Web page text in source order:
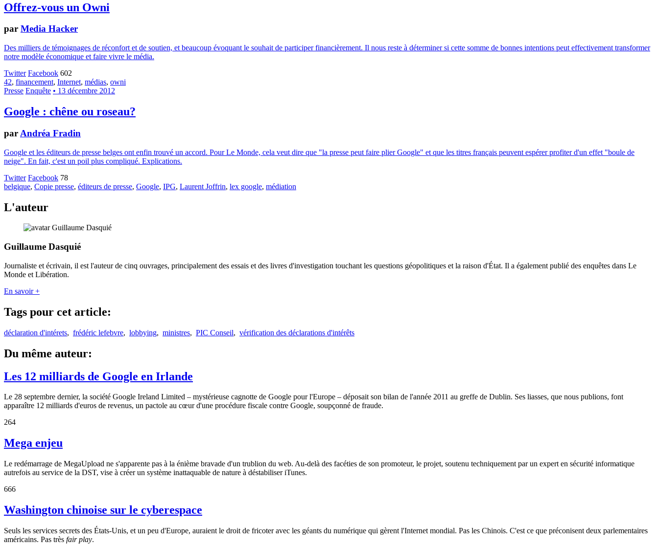
Offrez-vous un Owni
par Media Hacker
Des milliers de témoignages de réconfort et de soutien, et beaucoup évoquant le souhait de participer financièrement. Il nous reste à déterminer si cette somme de bonnes intentions peut effectivement transformer
notre modèle économique et faire vivre le média.
Twitter Facebook 602
42, financement, Internet, médias, owni
Presse Enquête • 13 décembre 2012
Google : chêne ou roseau?
par Andréa Fradin
Google et les éditeurs de presse belges ont enfin trouvé un accord. Pour Le Monde, cela veut dire que "la presse peut faire plier Google" et que les titres français peuvent espérer profiter d'un effet "boule de
neige". En fait, c'est un poil plus compliqué. Explications.
Twitter Facebook 78
belgique, Copie presse, éditeurs de presse, Google, IPG, Laurent Joffrin, lex google, médiation
L'auteur
Guillaume Dasquié
Journaliste et écrivain, il est l'auteur de cinq ouvrages, principalement des essais et des livres d'investigation touchant les questions géopolitiques et la raison d'État. Il a également publié des enquêtes dans Le
Monde et Libération.
En savoir +
Tags pour cet article:
déclaration d'intérets, frédéric lefebvre, lobbying, ministres, PIC Conseil, vérification des déclarations d'intérêts
Du même auteur:
Les 12 milliards de Google en Irlande
Le 28 septembre dernier, la société Google Ireland Limited – mystérieuse cagnotte de Google pour l'Europe – déposait son bilan de l'année 2011 au greffe de Dublin. Ses liasses, que nous publions, font
apparaître 12 milliards d'euros de revenus, un pactole au cœur d'une procédure fiscale contre Google, soupçonné de fraude.
264
Mega enjeu
Le redémarrage de MegaUpload ne s'apparente pas à la énième bravade d'un trublion du web. Au-delà des facéties de son promoteur, le projet, soutenu techniquement par un expert en sécurité informatique
autrefois au service de la DST, vise à créer un système inattaquable de nature à déstabiliser iTunes.
666
Washington chinoise sur le cyberespace
Seuls les services secrets des États-Unis, et un peu d'Europe, auraient le droit de fricoter avec les géants du numérique qui gèrent l'Internet mondial. Pas les Chinois. C'est ce que préconisent deux parlementaires
américains. Pas très fair play.